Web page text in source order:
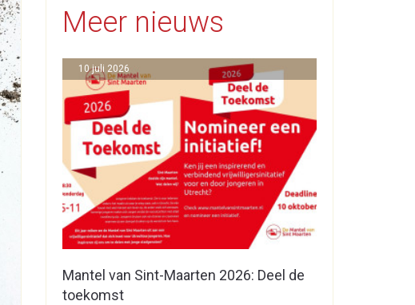
Meer nieuws
Mantel van Sint-Maarten 2026: Deel de
toekomst
10 juli 2026